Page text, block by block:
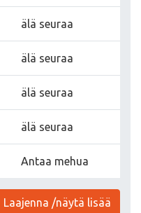
älä seuraa
älä seuraa
älä seuraa
älä seuraa
Antaa mehua
Laajenna /näytä lisää